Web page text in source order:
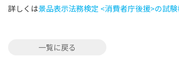
詳しくは景品表示法務検定 <消費者庁後援>の試
一覧に戻る